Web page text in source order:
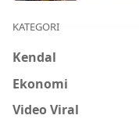
KATEGORI
Kendal
Ekonomi
Video Viral